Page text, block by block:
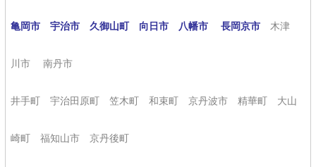
亀岡市 宇治市 久御山町 向日市 八幡市 長岡京市 木津
川市 南丹市
井手町 宇治田原町 笠木町 和束町 京丹波市 精華町 大山
崎町 福知山市 京丹後町